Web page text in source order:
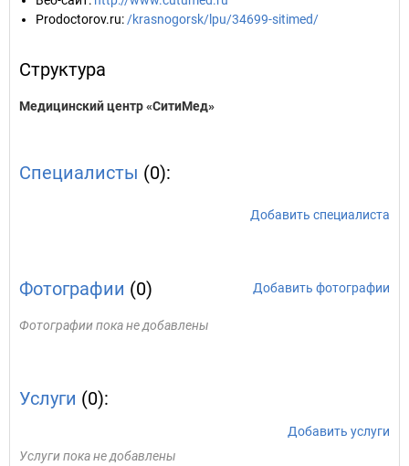
Prodoctorov.ru: /krasnogorsk/lpu/34699-sitimed/
Структура
Медицинский центр «СитиМед»
Специалисты (0):
Добавить специалиста
Фотографии (0) Добавить фотографии
Фотографии пока не добавлены
Услуги (0):
Добавить услуги
Услуги пока не добавлены